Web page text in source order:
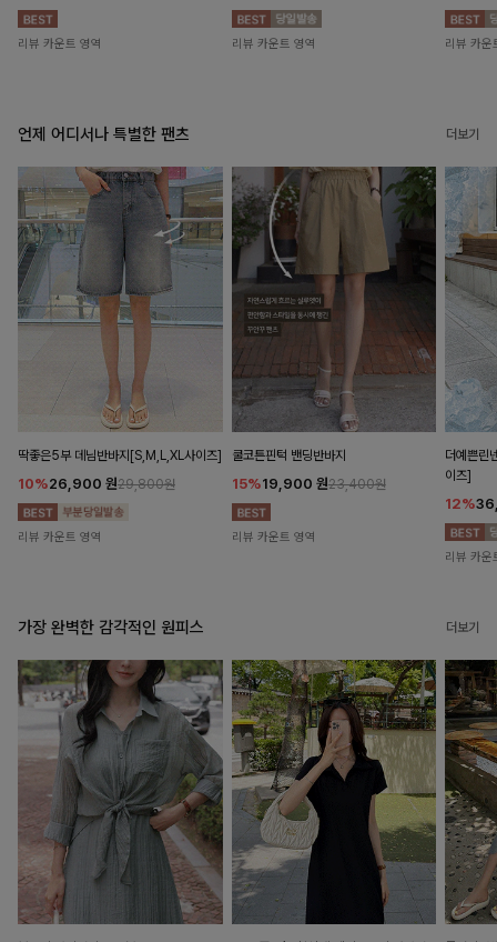
리뷰 카운트 영역 리뷰 카운트 영역 리뷰 카운
언제 어디서나 특별한 팬츠 더보기
딱좋은5부 데님반바지[S,M,L,XL사이즈]
10%26,900 원29,800원
리뷰 카운트 영역
쿨코튼핀턱 밴딩반바지
15%19,900 원23,400원
리뷰 카운트 영역
더예쁜린
이즈]
12%
리뷰 카운
가장 완벽한 감각적인 원피스 더보기